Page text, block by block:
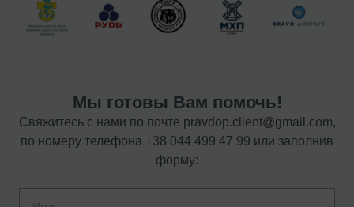
Мы готовы Вам помочь!
Свяжитесь с нами по почте pravdop.client@gmail.com,
по номеру телефона +38 044 499 47 99 или заполнив
форму: